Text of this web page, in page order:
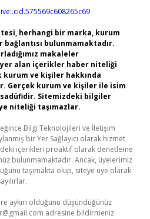
herhangi bir marka, kurum
bulunmamaktadır.
makaleler
yer alan içerikler haber niteliği
kurum ve kişiler hakkında
Gerçek kurum ve kişiler ile isim
Sitemizdeki bilgiler
niteliği taşımazlar.
Bilgi Teknolojileri ve İletişim
bir Yer Sağlayıcı olarak hizmet
içerikleri proaktif olarak denetleme
bulunmamaktadır. Ancak, üyelerimiz
taşımakta olup, siteye üye olarak
aykırı olduğunu düşündüğünüz
adresine bildirmeniz